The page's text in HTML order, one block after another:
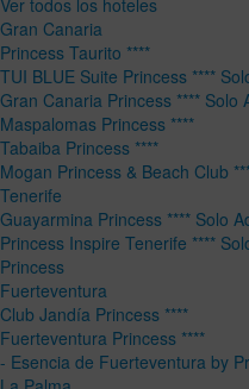
Gran Canaria
Princess Taurito ****
TUI BLUE Suite Princess ****
Gran Canaria Princess **** Solo
Maspalomas Princess ****
Tabaiba Princess ****
Mogan Princess & Beach Club
Tenerife
Guayarmina Princess **** Solo
Princess Inspire Tenerife ****
Princess
Fuerteventura
Club Jandía Princess ****
Fuerteventura Princess ****
- Esencia de Fuerteventura by